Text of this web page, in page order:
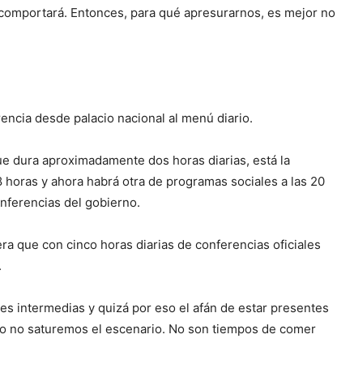
Entonces, para qué apresurarnos, es mejor no
desde palacio nacional al menú diario.
dura aproximadamente dos horas diarias, está la
y ahora habrá otra de programas sociales a las 20
del gobierno.
que con cinco horas diarias de conferencias oficiales
intermedias y quizá por eso el afán de estar presentes
no saturemos el escenario. No son tiempos de comer